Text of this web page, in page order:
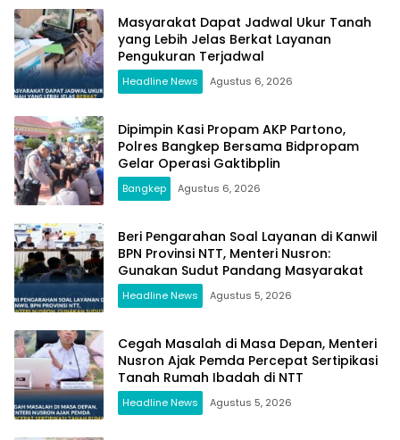
Masyarakat Dapat Jadwal Ukur Tanah
yang Lebih Jelas Berkat Layanan
Pengukuran Terjadwal
Headline News Agustus 6, 2026
Dipimpin Kasi Propam AKP Partono,
Polres Bangkep Bersama Bidpropam
Gelar Operasi Gaktibplin
Bangkep Agustus 6, 2026
Beri Pengarahan Soal Layanan di Kanwil
BPN Provinsi NTT, Menteri Nusron:
Gunakan Sudut Pandang Masyarakat
Headline News Agustus 5, 2026
Cegah Masalah di Masa Depan, Menteri
Nusron Ajak Pemda Percepat Sertipikasi
Tanah Rumah Ibadah di NTT
Headline News Agustus 5, 2026